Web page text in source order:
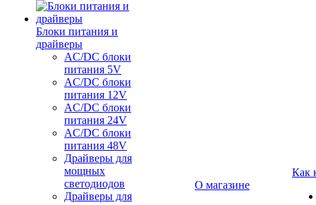
Блоки питания и
драйверы
AC/DC блоки
питания 5V
AC/DC блоки
питания 12V
AC/DC блоки
питания 24V
AC/DC блоки
питания 48V
Драйверы для
мощных
светодиодов
Драйверы для
О магазине
Как